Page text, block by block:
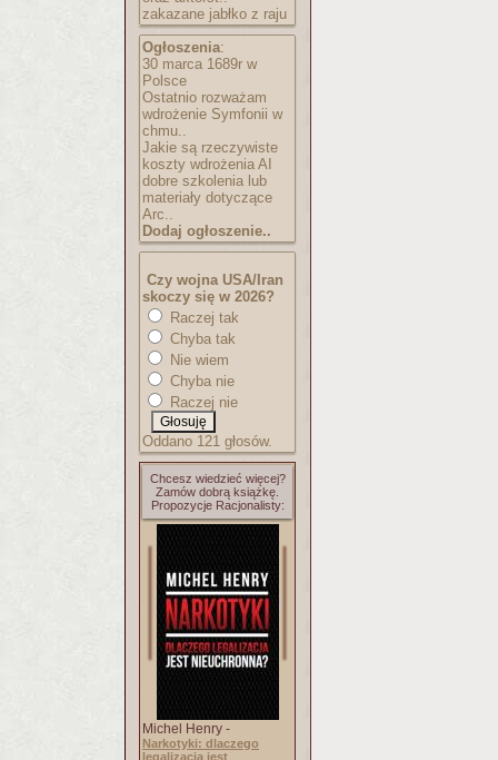
zakazane jabłko z raju
Ogłoszenia:
30 marca 1689r w
Polsce
Ostatnio rozważam
wdrożenie Symfonii w
chmu..
Jakie są rzeczywiste
koszty wdrożenia AI
dobre szkolenia lub
materiały dotyczące
Arc..
Dodaj ogłoszenie..
Czy wojna USA/Iran
skoczy się w 2026?
Raczej tak
Chyba tak
Nie wiem
Chyba nie
Raczej nie
Oddano 121 głosów.
Chcesz wiedzieć więcej?
Zamów dobrą książkę.
Propozycje Racjonalisty:
Michel Henry -
Narkotyki: dlaczego
legalizacja jest